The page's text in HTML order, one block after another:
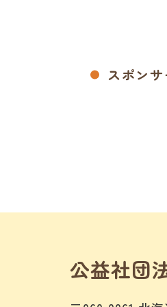
スポン
公益社団